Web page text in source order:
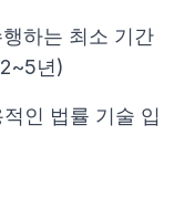
하는 최소 기간
년)
인 법률 기술 입